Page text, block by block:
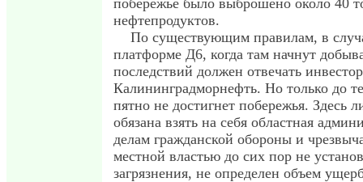
побережье было выброшено около 40
нефтепродуктов.
По существующим правилам, в
платформе Д6, когда там начнут
последствий должен отвечать
Калининградморнефть. Но только до
пятно не достигнет побережья. Здесь
обязана взять на себя областная
делам гражданской обороны и
местной властью до сих пор не
загрязнения, не определен объем